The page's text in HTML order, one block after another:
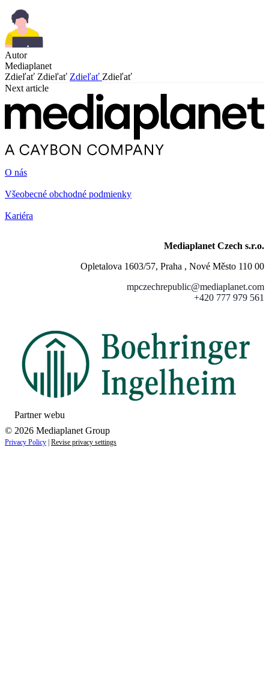
Autor
Mediaplanet
Zdieľať Zdieľať Zdieľať Zdieľať
Next article
O nás
Všeobecné obchodné podmienky
Kariéra
Mediaplanet Czech s.r.o.
Opletalova 1603/57, Praha , Nové Město 110 00
mpczechrepublic@mediaplanet.com
+420 777 979 561
Partner webu
© 2026 Mediaplanet Group
Privacy Policy | Revise privacy settings